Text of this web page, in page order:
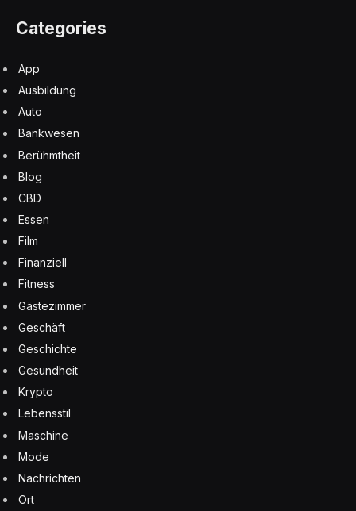
Categories
App
Ausbildung
Auto
Bankwesen
Berühmtheit
Blog
CBD
Essen
Film
Finanziell
Fitness
Gästezimmer
Geschäft
Geschichte
Gesundheit
Krypto
Lebensstil
Maschine
Mode
Nachrichten
Ort